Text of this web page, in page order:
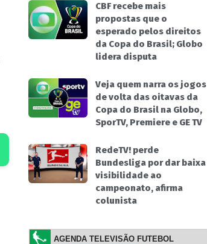
CBF recebe mais
propostas que o
esperado pelos direitos
da Copa do Brasil; Globo
lidera disputa
Veja quem narra os jogos
de volta das oitavas da
Copa do Brasil na Globo,
SporTV, Premiere e GE TV
RedeTV! perde
Bundesliga por dar baixa
visibilidade ao
campeonato, afirma
colunista